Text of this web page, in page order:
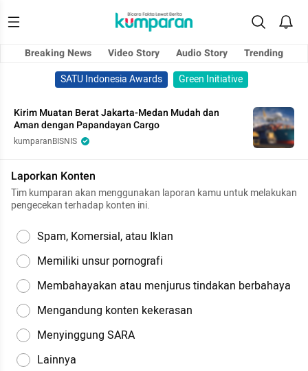
Breaking News Video Story Audio Story
Trending
SATU Indonesia Awards
Green Initiative
Kirim Muatan Berat Jakarta-Medan Mudah dan
Aman dengan Papandayan Cargo
kumparanBISNIS
Laporkan Konten
Tim kumparan akan menggunakan laporan kamu untuk melakukan
pengecekan terhadap konten ini.
Spam, Komersial, atau Iklan
Memiliki unsur pornografi
Membahayakan atau menjurus tindakan berbahaya
Mengandung konten kekerasan
Menyinggung SARA
Lainnya